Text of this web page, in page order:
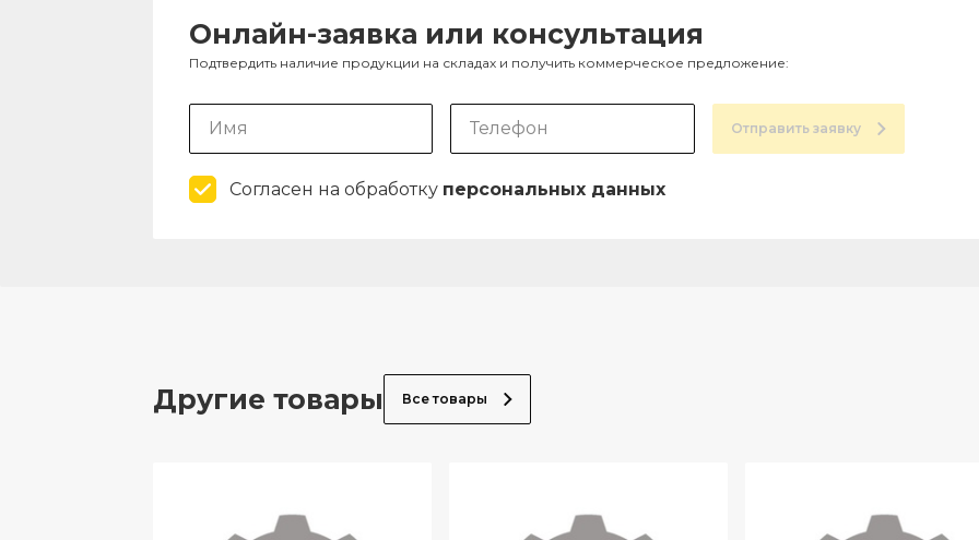
Онлайн-заявка или консультация
Подтвердить наличие продукции на складах и получить коммерческое предложение:
Отправить заявку
Согласен на обработку персональных данных
Другие товары Все товары